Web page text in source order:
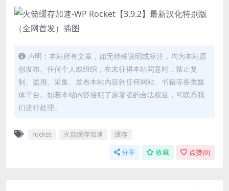
声明：本站所有文章，如无特殊说明或标注，均为本站原
创发布。任何个人或组织，在未征得本站同意时，禁止复
制、盗用、采集、发布本站内容到任何网站、书籍等各类媒
体平台。如若本站内容侵犯了原著者的合法权益，可联系我
们进行处理。
rocket 火箭缓存加速 缓存
分享 收藏 点赞(0)